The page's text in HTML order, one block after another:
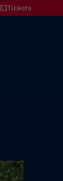
Tickets